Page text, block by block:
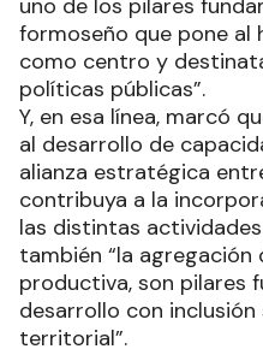
uno de los pilares
formoseño que pone al
como centro y
políticas públicas”.
Y, en esa línea, marcó
al desarrollo de
alianza estratégica
contribuya a la
las distintas
también “la agregación
productiva, son pilares
desarrollo con
territorial”.